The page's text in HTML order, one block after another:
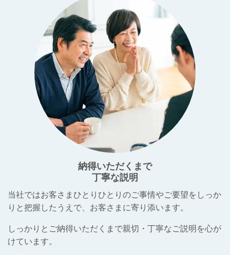
納得いただくまで
丁寧な説明
当社ではお客さまひとりひとりのご事情やご要望をしっか
りと把握したうえで、お客さまに寄り添います。
しっかりとご納得いただくまで親切・丁寧なご説明を心が
けています。